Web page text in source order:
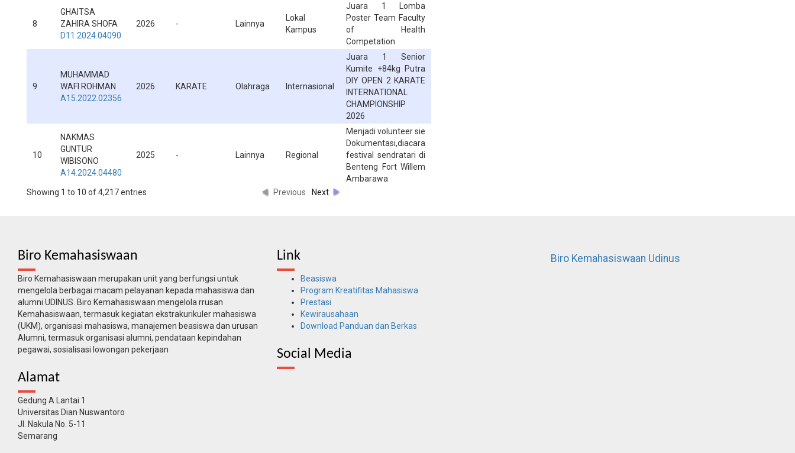
8
GHAITSA
ZAHIRA SHOFA
D11.2024.04090
2026 - Lainnya
Lokal
Kampus
Juara 1 Lomba
Poster Team Faculty
of Health
Competation
9
MUHAMMAD
WAFI ROHMAN
A15.2022.02356
2026 KARATE Olahraga Internasional
Juara 1 Senior
Kumite +84kg Putra
DIY OPEN 2 KARATE
INTERNATIONAL
CHAMPIONSHIP
2026
10
NAKMAS
GUNTUR
WIBISONO
A14.2024.04480
2025 - Lainnya Regional
Menjadi volunteer sie
Dokumentasi,diacara
festival sendratari di
Benteng Fort Willem
Ambarawa
Showing 1 to 10 of 4,217 entries
Previous Next
Biro Kemahasiswaan
Biro Kemahasiswaan merupakan unit yang berfungsi untuk
mengelola berbagai macam pelayanan kepada mahasiswa dan
alumni UDINUS. Biro Kemahasiswaan mengelola rrusan
Kemahasiswaan, termasuk kegiatan ekstrakurikuler mahasiswa
(UKM), organisasi mahasiswa, manajemen beasiswa dan urusan
Alumni, termasuk organisasi alumni, pendataan kepindahan
pegawai, sosialisasi lowongan pekerjaan
Alamat
Gedung A Lantai 1
Universitas Dian Nuswantoro
Jl. Nakula No. 5-11
Semarang
Link
Beasiswa
Program Kreatifitas Mahasiswa
Prestasi
Kewirausahaan
Download Panduan dan Berkas
Social Media
Biro Kemahasiswaan Udinus